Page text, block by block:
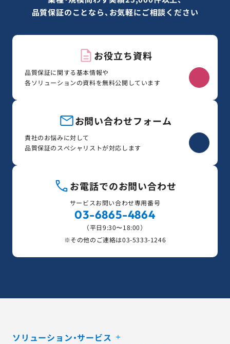
品質保証のことなら、お気軽にご相談ください
お役立ち資料
品質保証に関する基本情報や
各ソリューションの資料を無料公開しています
お問い合わせフォーム
貴社のお悩みに対して
品質保証のスペシャリストが対応します
お電話でのお問い合わせ
サービスお問い合わせ専用番号
03-6865-4864
（平日9:30〜18:00）
※その他のご連絡は03-5333-1246
ソリューション・サービス